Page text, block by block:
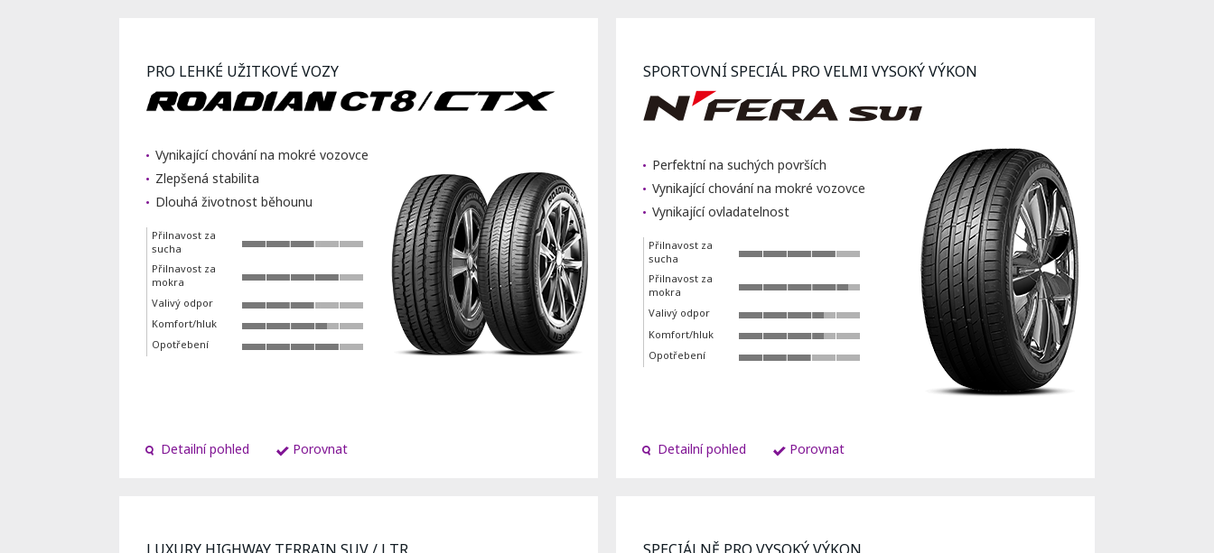
PRO LEHKÉ UŽITKOVÉ VOZY
Vynikající chování na mokré vozovce
Zlepšená stabilita
Dlouhá životnost běhounu
Přilnavost za
sucha
Přilnavost za
mokra
Valivý odpor
Komfort/hluk
Opotřebení
Detailní pohled Porovnat
SPORTOVNÍ SPECIÁL PRO VELMI VYSOKÝ VÝKON
Perfektní na suchých površích
Vynikající chování na mokré vozovce
Vynikající ovladatelnost
Přilnavost za
sucha
Přilnavost za
mokra
Valivý odpor
Komfort/hluk
Opotřebení
Detailní pohled Porovnat